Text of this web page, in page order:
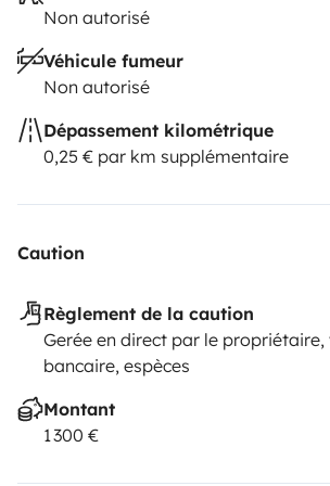
Non autorisé
Véhicule fumeur
Non autorisé
Dépassement kilométrique
0,25 € par km supplémentaire
Caution
Règlement de la caution
Gerée en direct par le
bancaire, espèces
Montant
1 300 €